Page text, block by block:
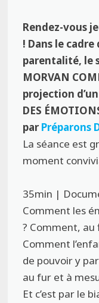
Rendez-vous
! Dans le
parentalité, le
MORVAN
projection
DES
parPréparons
La séance est
moment
35min |
Comment les
? Comment,
Comment
de pouvoir y
au fur et à
Et c’est par le